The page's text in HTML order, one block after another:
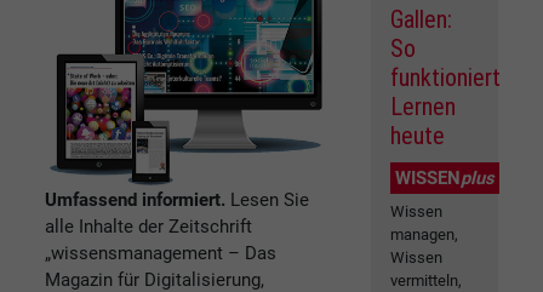
Umfassend informiert. Lesen Sie
alle Inhalte der Zeitschrift
„wissensmanagement – Das
Magazin für Digitalisierung,
Gallen:
So
funktioniert
Lernen
heute
WISSENplus
Wissen
managen,
Wissen
vermitteln,